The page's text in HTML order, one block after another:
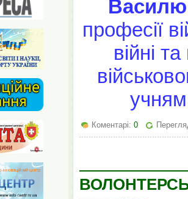
професії
війні
Коментарі: 0